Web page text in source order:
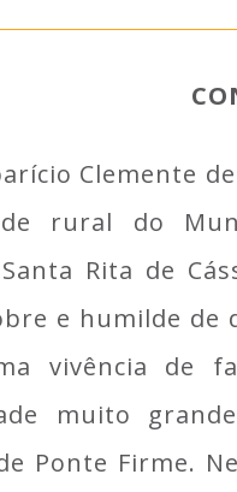
Clemente
rural do
Rita de
e humilde de
vivência de
muito
Ponte Firme.